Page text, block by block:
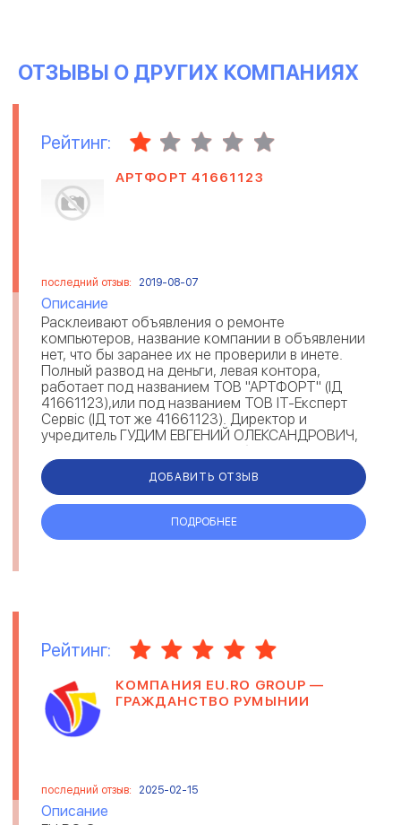
ОТЗЫВЫ О ДРУГИХ КОМПАНИЯХ
Рейтинг:
АРТФОРТ 41661123
последний отзыв: 2019-08-07
Описание
Расклеивают объявления о ремонте
компьютеров, название компании в объявлении
нет, что бы заранее их не проверили в инете.
Полный развод на деньги, левая контора,
работает под названием ТОВ "АРТФОРТ" (ІД
41661123),или под названием ТОВ ІТ-Експерт
Сервіс (ІД тот же 41661123). Директор и
учредитель ГУДИМ ЕВГЕНИЙ ОЛЕКСАНДРОВИЧ,
зарегистрирован в Київська обл., Тетіївськи...
ДОБАВИТЬ ОТЗЫВ
ПОДРОБНЕЕ
Рейтинг:
КОМПАНИЯ EU.RO GROUP —
ГРАЖДАНСТВО РУМЫНИИ
последний отзыв: 2025-02-15
Описание